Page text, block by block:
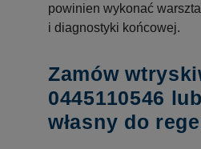
powinien wykonać
i diagnostyki końcowej.
Zamów
0445110546
własny do